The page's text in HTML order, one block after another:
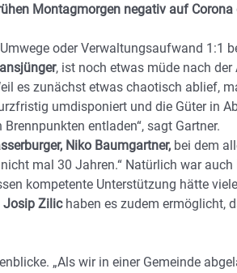
Montagmorgen negativ auf Corona
oder Verwaltungsaufwand 1:1
, ist noch etwas müde nach
es zunächst etwas chaotisch ablief,
umdisponiert und die Güter in
entladen“, sagt Gartner.
Niko Baumgartner, bei dem
mal 30 Jahren.“ Natürlich war auch
kompetente Unterstützung hätte
Josip Zilichaben es zudem ermöglicht,
„Als wir in einer Gemeinde